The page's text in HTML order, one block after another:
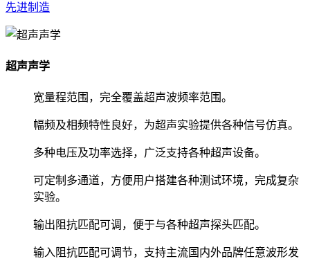
先进制造
超声声学
宽量程范围，完全覆盖超声波频率范围。
幅频及相频特性良好，为超声实验提供各种信号仿真。
多种电压及功率选择，广泛支持各种超声设备。
可定制多通道，方便用户搭建各种测试环境，完成复杂
实验。
输出阻抗匹配可调，便于与各种超声探头匹配。
输入阻抗匹配可调节，支持主流国内外品牌任意波形发
免费试用？